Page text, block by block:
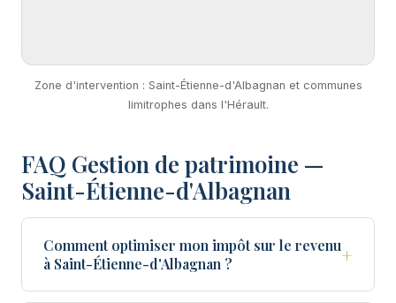
Zone d'intervention : Saint-Étienne-d'Albagnan et communes
limitrophes dans l'Hérault.
FAQ Gestion de patrimoine —
Saint-Étienne-d'Albagnan
Comment optimiser mon impôt sur le revenu
à Saint-Étienne-d'Albagnan ?
+